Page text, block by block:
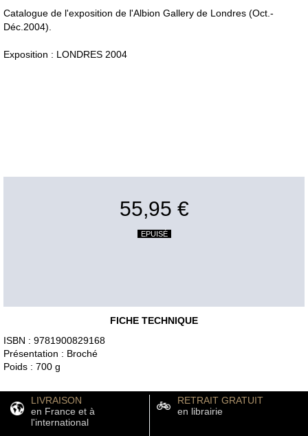
Catalogue de l'exposition de l'Albion Gallery de Londres (Oct.-
Déc.2004).
Exposition : LONDRES 2004
55,95 €
EPUISÉ
FICHE TECHNIQUE
ISBN : 9781900829168
Présentation : Broché
Poids : 700 g
LIVRAISON
en France et à
l'international
RETRAIT GRATUIT
en librairie